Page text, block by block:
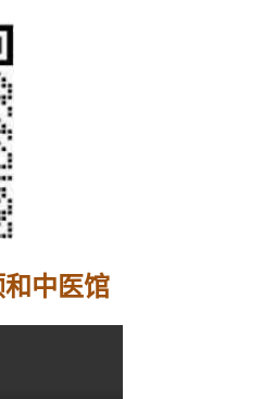
中医馆